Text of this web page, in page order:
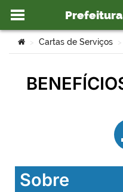
Ir para o conteúdo
Você está aqui:
> Cartas de Serviços >
Sobre